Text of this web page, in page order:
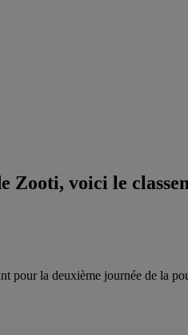
Zooti, voici le
pour la deuxième journée de la